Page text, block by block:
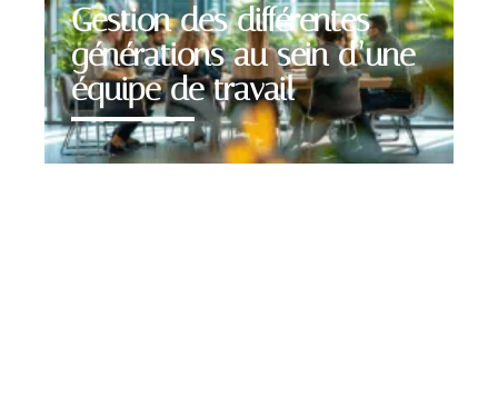
Gestion des différentes
générations au sein d’une
équipe de travail